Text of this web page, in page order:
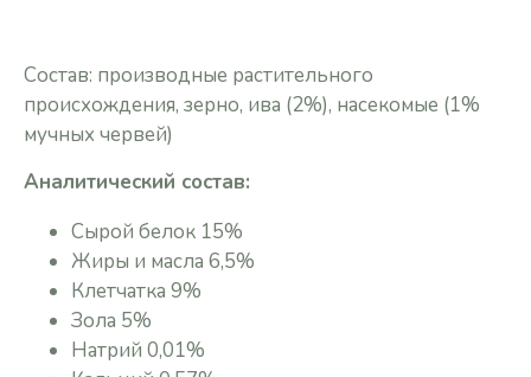
Состав: производные растительного
происхождения, зерно, ива (2%), насекомые (1%
мучных червей)
Аналитический состав:
Сырой белок 15%
Жиры и масла 6,5%
Клетчатка 9%
Зола 5%
Натрий 0,01%